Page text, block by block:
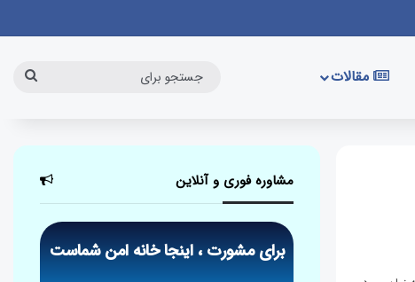
مقالات
مشاوره فوری و آنلاین
برای مشورت ، اینجا خانه امن شماست